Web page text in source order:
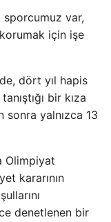
sporcumuz var,
korumak için işe
dört yıl hapis
bir kıza
yalnızca 13
Olimpiyat
kararının
denetlenen bir